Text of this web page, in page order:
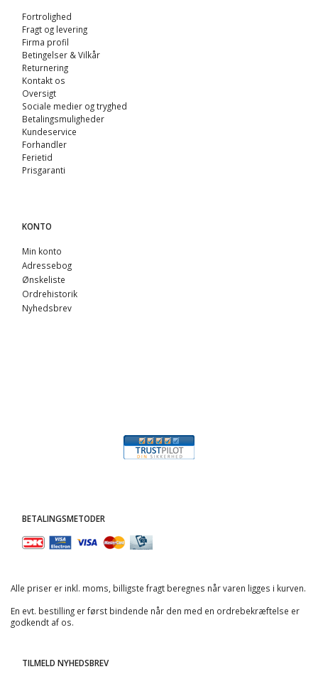
Fortrolighed
Fragt og levering
Firma profil
Betingelser & Vilkår
Returnering
Kontakt os
Oversigt
Sociale medier og tryghed
Betalingsmuligheder
Kundeservice
Forhandler
Ferietid
Prisgaranti
KONTO
Min konto
Adressebog
Ønskeliste
Ordrehistorik
Nyhedsbrev
BETALINGSMETODER
Alle priser er inkl. moms, billigste fragt beregnes når varen ligges i kurven.
En evt. bestilling er først bindende når den med en ordrebekræftelse er
godkendt af os.
TILMELD NYHEDSBREV